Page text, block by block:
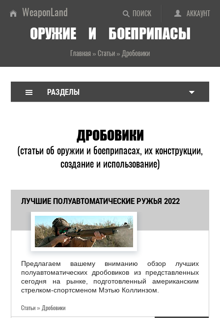
ПОИСК АККАУНТ
WeaponLand
ОРУЖИЕ И БОЕПРИПАСЫ
Главная » Статьи » Дробовики
РАЗДЕЛЫ
ДРОБОВИКИ
(статьи об оружии и боеприпасах, их конструкции,
создание и использование)
ЛУЧШИЕ ПОЛУАВТОМАТИЧЕСКИЕ РУЖЬЯ 2022
Предлагаем вашему вниманию обзор лучших
полуавтоматических дробовиков из представленных
сегодня на рынке, подготовленный американским
стрелком-спортсменом Мэтью Коллинзом.
Статьи » Дробовики